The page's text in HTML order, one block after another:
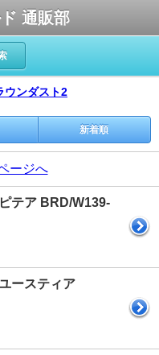
通販部
ウンダスト2
新着順
ージへ
テア BRD/W139-
ースティア